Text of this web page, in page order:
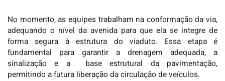
No momento, as equipes trabalham na conformação da via,
adequando o nível da avenida para que ela se integre de
forma segura à estrutura do viaduto. Essa etapa é
fundamental para garantir a drenagem adequada, a
sinalização e a base estrutural da pavimentação,
permitindo a futura liberação da circulação de veículos.